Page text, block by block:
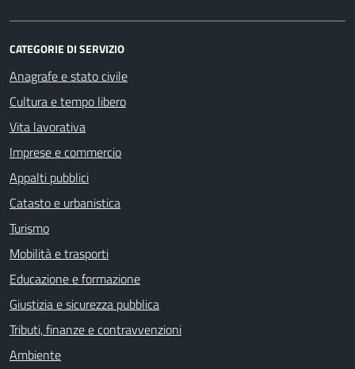
CATEGORIE DI SERVIZIO
Anagrafe e stato civile
Cultura e tempo libero
Vita lavorativa
Imprese e commercio
Appalti pubblici
Catasto e urbanistica
Turismo
Mobilità e trasporti
Educazione e formazione
Giustizia e sicurezza pubblica
Tributi, finanze e contravvenzioni
Ambiente